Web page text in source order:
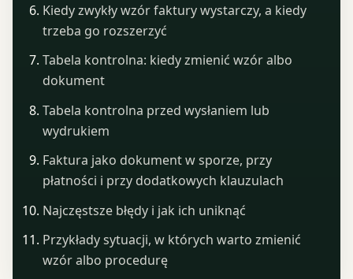
Kiedy zwykły wzór faktury wystarczy, a kiedy
trzeba go rozszerzyć
Tabela kontrolna: kiedy zmienić wzór albo
dokument
Tabela kontrolna przed wysłaniem lub
wydrukiem
Faktura jako dokument w sporze, przy
płatności i przy dodatkowych klauzulach
Najczęstsze błędy i jak ich uniknąć
Przykłady sytuacji, w których warto zmienić
wzór albo procedurę